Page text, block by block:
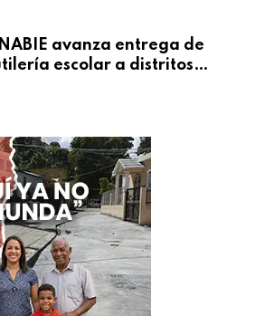
INABIE avanza entrega de
escolar a distritos